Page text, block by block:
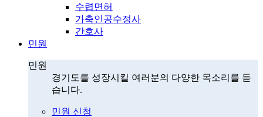
수렵면허
가축인공수정사
간호사
민원
민원
경기도를 성장시킬 여러분의 다양한 목소리를 듣
습니다.
민원 신청